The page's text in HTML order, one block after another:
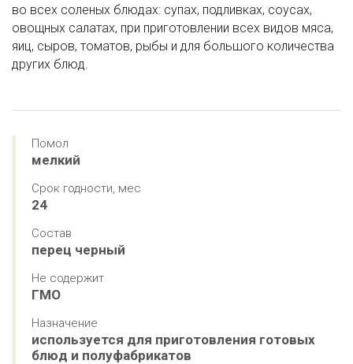
во всех соленых блюдах: супах, подливках, соусах,
овощных салатах, при приготовлении всех видов мяса,
яиц, сыров, томатов, рыбы и для большого количества
других блюд.
Помол
мелкий
Срок годности, мес
24
Состав
перец черный
Не содержит
ГМО
Назначение
используется для приготовления готовых
блюд и полуфабрикатов